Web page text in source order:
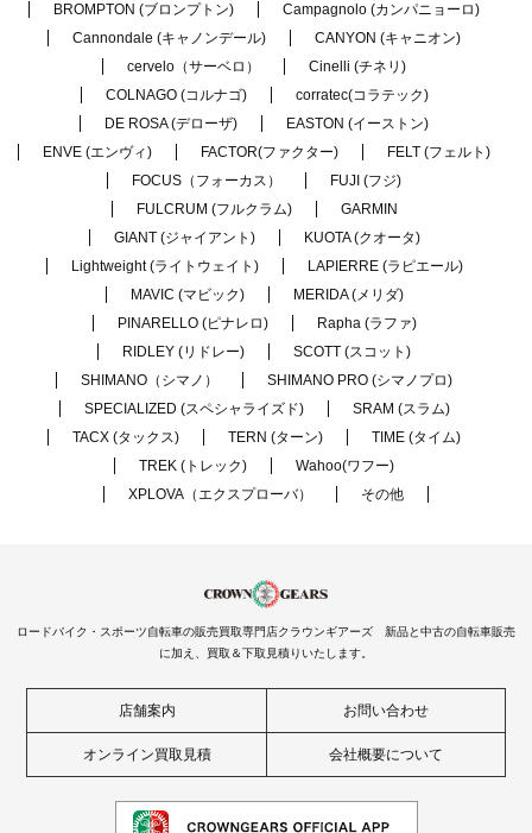
BROMPTON (ブロンプトン)
Campagnolo (カンパニョーロ)
Cannondale (キャノンデール)
CANYON (キャニオン)
cervelo（サーベロ）
Cinelli (チネリ)
COLNAGO (コルナゴ)
corratec(コラテック)
DE ROSA (デローザ)
EASTON (イーストン)
ENVE (エンヴィ)
FACTOR(ファクター)
FELT (フェルト)
FOCUS（フォーカス）
FUJI (フジ)
FULCRUM (フルクラム)
GARMIN
GIANT (ジャイアント)
KUOTA (クオータ)
Lightweight (ライトウェイト)
LAPIERRE (ラピエール)
MAVIC (マビック)
MERIDA (メリダ)
PINARELLO (ピナレロ)
Rapha (ラファ)
RIDLEY (リドレー)
SCOTT (スコット)
SHIMANO（シマノ）
SHIMANO PRO (シマノプロ)
SPECIALIZED (スペシャライズド)
SRAM (スラム)
TACX (タックス)
TERN (ターン)
TIME (タイム)
TREK (トレック)
Wahoo(ワフー)
XPLOVA（エクスプローバ）
その他
ロードバイク・スポーツ自転車の販売買取専門店クラウンギアーズ 新品と中古の自転車販売
に加え、買取＆下取見積りいたします。
店舗案内 お問い合わせ
オンライン買取見積 会社概要について